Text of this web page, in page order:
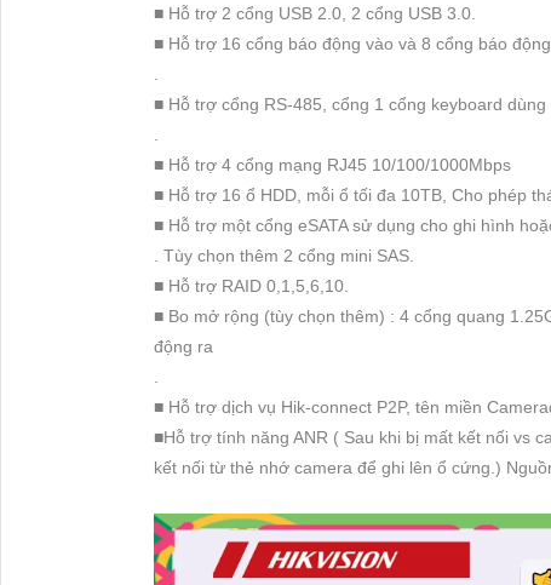
■ Hỗ trợ 2 cổng USB 2.0, 2 cổng USB 3.0.
■ Hỗ trợ 16 cổng báo động vào và 8 cổng báo
.
■ Hỗ trợ cổng RS-485, cổng 1 cổng keyboard
.
■ Hỗ trợ 4 cổng mạng RJ45 10/100/1000Mbps
■ Hỗ trợ 16 ổ HDD, mỗi ổ tối đa 10TB, Cho phép
■ Hỗ trợ một cổng eSATA sử dụng cho ghi hình
. Tùy chọn thêm 2 cổng mini SAS.
■ Hỗ trợ RAID 0,1,5,6,10.
■ Bo mở rộng (tùy chọn thêm) : 4 cổng quang
động ra
.
■ Hỗ trợ dịch vụ Hik-connect P2P, tên miền
■Hỗ trợ tính năng ANR ( Sau khi bị mất kết nối vs
kết nối từ thẻ nhớ camera để ghi lên ổ cứng.)